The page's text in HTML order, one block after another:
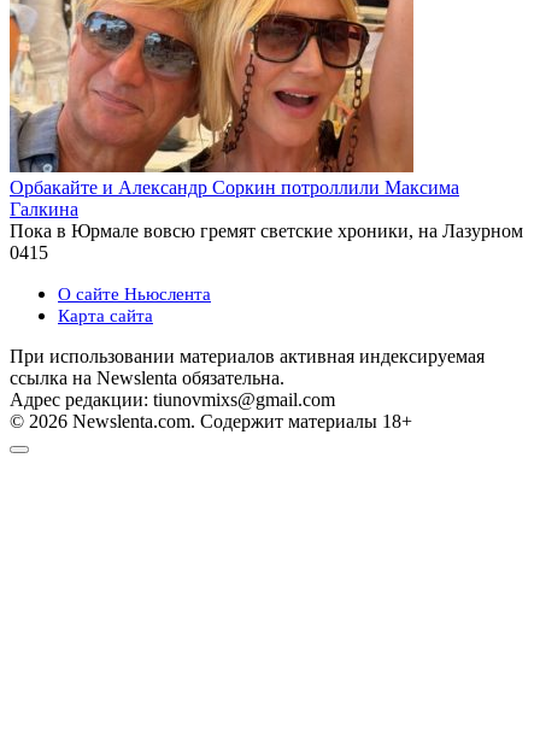
Орбакайте и Александр Соркин потроллили Максима
Галкина
Пока в Юрмале вовсю гремят светские хроники, на Лазурном
0415
О сайте Ньюслента
Карта сайта
При использовании материалов активная индексируемая
ссылка на Newslenta обязательна.
Адрес редакции: tiunovmixs@gmail.com
© 2026 Newslenta.com. Содержит материалы 18+